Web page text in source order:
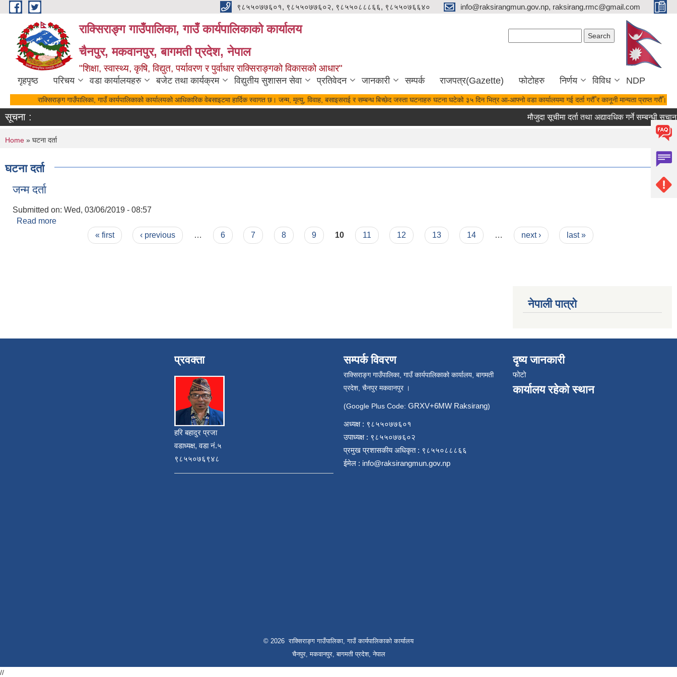
Skip to main content ९८५५०७७६०१, ९८५५०७७६०२, ९८५५०८८८६६, ९८५५०७६६४० info@raksirangmun.gov.np, raksirang.rmc@gmail.com
राक्सिराङ्ग गाउँपालिका, गाउँ कार्यपालिकाको कार्यालय
चैनपुर, मकवानपुर, बागमती प्रदेश, नेपाल
"शिक्षा, स्वास्थ्य, कृषि, विद्युत, पर्यावरण र पुर्वाधार राक्सिराङ्गको विकासको आधार"
गृहपृष्ठ परिचय वडा कार्यालयहरु बजेट तथा कार्यक्रम विद्युतीय सुशासन सेवा प्रतिवेदन जानकारी सम्पर्क राजपत्र(Gazette) फोटोहरु निर्णय विविध NDP
राक्सिराङ्ग गाउँपालिका, गाउँ कार्यपालिकाको कार्यालयको आधिकारिक वेबसाइटमा हार्दिक स्वागत छ। जन्म, मृत्यु, विवाह, बसाइसराई र सम्बन्ध बिच्छेद जस्ता घटनाहरु घटना घटेको ३५ दिन भित्र आ-आफ्नो वडा कार्यालयमा गई दर्ता गरौँ र कानूनी मान्यता प्राप्त गरौँ।
सूचना : मौजुदा सूचीमा दर्ता तथा अद्यावधिक गर्ने सम्बन्धी सुचान
You are here
Home » घटना दर्ता
घटना दर्ता
जन्म दर्ता
Submitted on: Wed, 03/06/2019 - 08:57
Read more
« first ‹ previous … 6 7 8 9 10 11 12 13 14 … next › last »
नेपाली पात्रो
प्रवक्ता
हरि बहादुर प्रजा
वडाध्यक्ष, वडा नं.५
९८५५०७६९४८
सम्पर्क विवरण
राक्सिराङ्ग गाउँपालिका, गाउँ कार्यपालिकाको कार्यालय, बागमती
प्रदेश, चैनपुर मकवानपुर ।
(Google Plus Code: GRXV+6MW Raksirang)
अध्यक्ष : ९८५५०७७६०१
उपाध्यक्ष : ९८५५०७७६०२
प्रमुख प्रशासकीय अधिकृत : ९८५५०८८८६६
ईमेल : info@raksirangmun.gov.np
दृष्य जानकारी
फोटो
कार्यालय रहेको स्थान
© 2026 राक्सिराङ्ग गाउँपालिका, गाउँ कार्यपालिकाको कार्यालय
चैनपुर, मकवानपुर, बागमती प्रदेश, नेपाल
//